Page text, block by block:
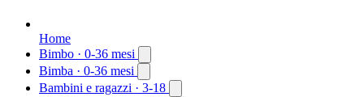
Home
Bimbo · 0-36 mesi
Bimba · 0-36 mesi
Bambini e ragazzi · 3-18